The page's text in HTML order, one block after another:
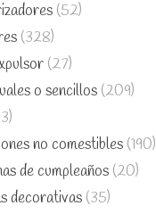
(52)
(328)
(27)
o sencillos (209)
no comestibles (190)
de cumpleaños (20)
decorativas (35)